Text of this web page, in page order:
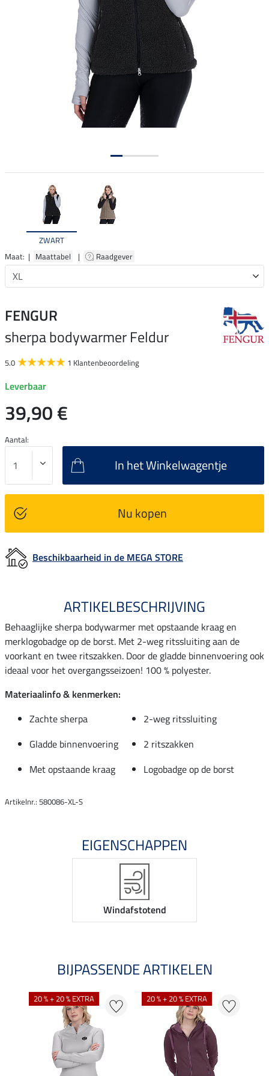
ZWART
Maat: | Maattabel | Raadgever
FENGUR
sherpa bodywarmer Feldur
5.0 1 Klantenbeoordeling
Leverbaar
39,90 €
Aantal:
In het Winkelwagentje
Nu kopen
Beschikbaarheid in de MEGA STORE
ARTIKELBESCHRIJVING
Behaaglijke sherpa bodywarmer met opstaande kraag en
merklogobadge op de borst. Met 2-weg ritssluiting aan de
voorkant en twee ritszakken. Door de gladde binnenvoering ook
ideaal voor het overgangsseizoen! 100 % polyester.
Materiaalinfo & kenmerken:
Zachte sherpa
2-weg ritssluiting
Gladde binnenvoering
2 ritszakken
Met opstaande kraag
Logobadge op de borst
Artikelnr.: 580086-XL-S
EIGENSCHAPPEN
Windafstotend
BIJPASSENDE ARTIKELEN
20 % + 20 % EXTRA 20 % + 20 % EXTRA